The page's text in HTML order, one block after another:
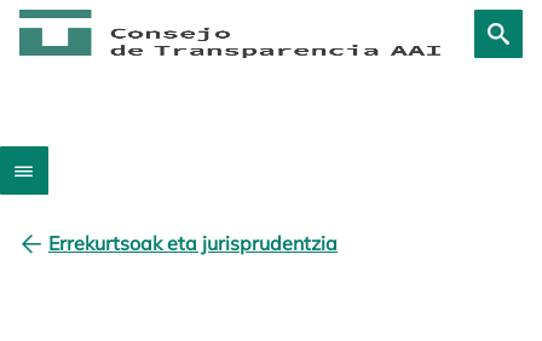
Errekurtsoak eta jurisprudentzia